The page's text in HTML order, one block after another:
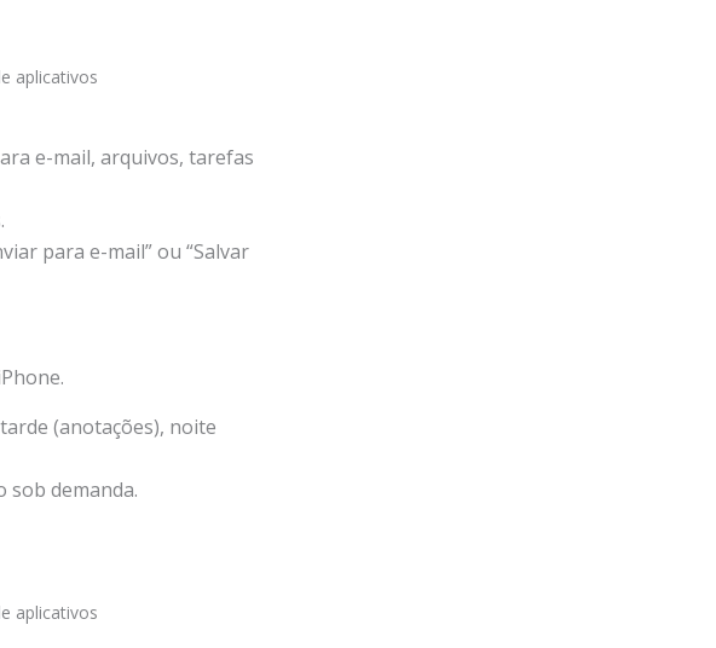
aplicativos
e-mail, arquivos, tarefas
para e-mail” ou “Salvar
(anotações), noite
sob demanda.
aplicativos